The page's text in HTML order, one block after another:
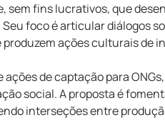
sem fins lucrativos, que
foco é articular diálogos
ações culturais de
de captação para
social. A proposta é
interseções entre